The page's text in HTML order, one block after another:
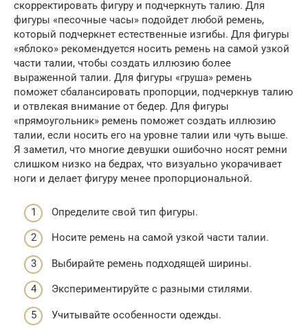
скорректировать фигуру и подчеркнуть талию. Для
фигуры «песочные часы» подойдет любой ремень,
который подчеркнет естественные изгибы. Для фигуры
«яблоко» рекомендуется носить ремень на самой узкой
части талии, чтобы создать иллюзию более
выраженной талии. Для фигуры «груша» ремень
поможет сбалансировать пропорции, подчеркнув талию
и отвлекая внимание от бедер. Для фигуры
«прямоугольник» ремень поможет создать иллюзию
талии, если носить его на уровне талии или чуть выше.
Я заметил, что многие девушки ошибочно носят ремни
слишком низко на бедрах, что визуально укорачивает
ноги и делает фигуру менее пропорциональной.
Определите свой тип фигуры.
Носите ремень на самой узкой части талии.
Выбирайте ремень подходящей ширины.
Экспериментируйте с разными стилями.
Учитывайте особенности одежды.